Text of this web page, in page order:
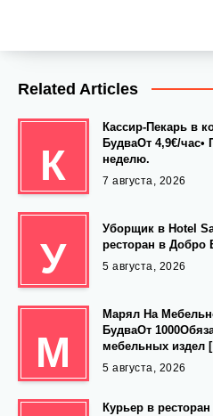
Related Articles
К
Кассир-Пекарь в
БудваОт 4,9€/час•
неделю.
7 августа, 2026
У
Уборщик в Hotel
ресторан в Добро
5 августа, 2026
М
Марял На
БудваОт
мебельных издел
5 августа, 2026
Курьер в